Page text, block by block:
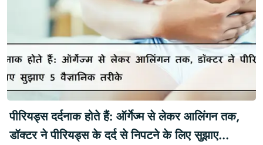
पीरियड्स दर्दनाक होते हैं: ऑर्गेज्म से लेकर आलिंगन तक,
डॉक्टर ने पीरियड्स के दर्द से निपटने के लिए सुझाए